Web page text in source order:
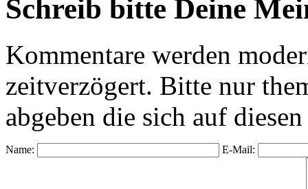
Schreib bitte Deine
Kommentare werden
zeitverzögert. Bitte nur
abgeben die sich auf
Name: E-Mail: